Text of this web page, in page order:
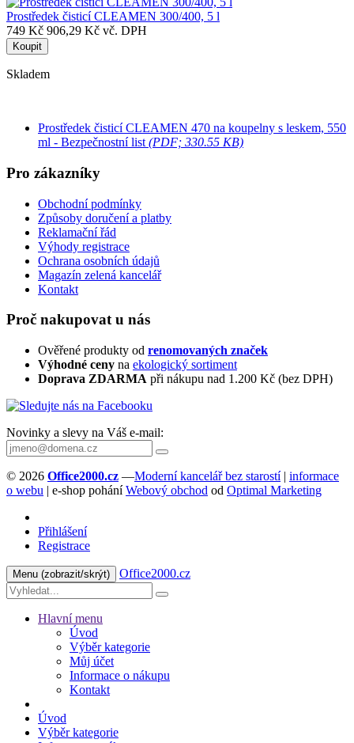
Prostředek čisticí CLEAMEN 300/400, 5 l
749 Kč 906,29 Kč vč. DPH
Koupit
Skladem
Prostředek čisticí CLEAMEN 470 na koupelny s leskem, 550
ml - Bezpečnostní list (PDF; 330.55 KB)
Pro zákazníky
Obchodní podmínky
Způsoby doručení a platby
Reklamační řád
Výhody registrace
Ochrana osobních údajů
Magazín zelená kancelář
Kontakt
Proč nakupovat u nás
Ověřené produkty od renomovaných značek
Výhodné ceny na ekologický sortiment
Doprava ZDARMA při nákupu nad 1.200 Kč (bez DPH)
Novinky a slevy na Váš e-mail:
© 2026 Office2000.cz —Moderní kancelář bez starostí| informace
o webu | e-shop poháníWebový obchod od Optimal Marketing
Přihlášení
Registrace
Menu (zobrazit/skrýt) Office2000.cz
Hlavní menu
Úvod
Výběr kategorie
Můj účet
Informace o nákupu
Kontakt
Úvod
Výběr kategorie